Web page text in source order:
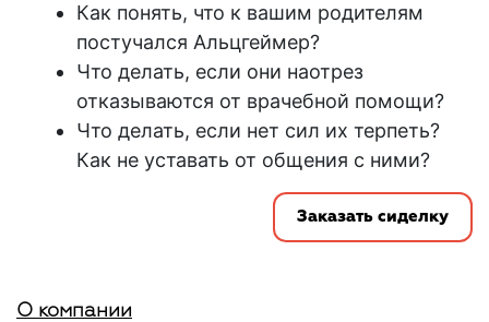
Как понять, что к вашим родителям
постучался Альцгеймер?
Что делать, если они наотрез
отказываются от врачебной помощи?
Что делать, если нет сил их терпеть?
Как не уставать от общения с ними?
Заказать сиделку
О компании